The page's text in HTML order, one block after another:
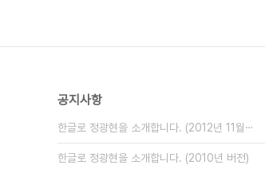
공지사항
한글로 정광현을 소개합니다. (2012년 11월⋯
한글로 정광현을 소개합니다. (2010년 버전)